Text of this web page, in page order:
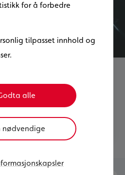
for å forbedre
tilpasset innhold og
alle
nødvendige
med oss i
Bank
og samarbeidspartnere.